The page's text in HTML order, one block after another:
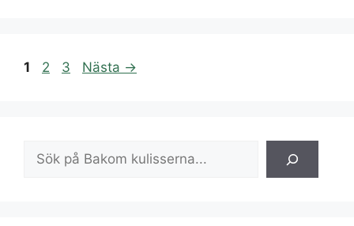
Sida
1 Sida
2 Sida
3 Nästa →
Sök